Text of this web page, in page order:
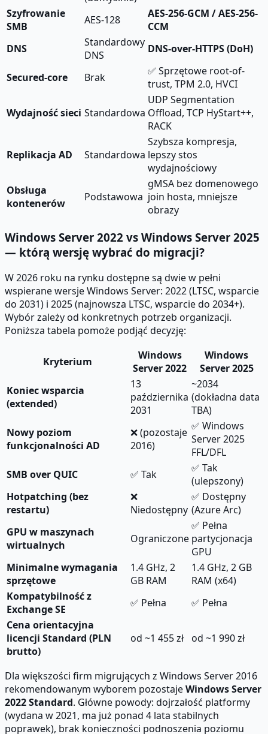
Szyfrowanie
SMB
AES-128
AES-256-GCM / AES-256-
CCM
DNS
Standardowy
DNS
DNS-over-HTTPS (DoH)
Secured-core Brak
✅ Sprzętowe root-of-
trust, TPM 2.0, HVCI
Wydajność sieci Standardowa
UDP Segmentation
Offload, TCP HyStart++,
RACK
Replikacja AD Standardowa
Szybsza kompresja,
lepszy stos
wydajnościowy
Obsługa
kontenerów
Podstawowa
gMSA bez domenowego
join hosta, mniejsze
obrazy
Windows Server 2022 vs Windows Server 2025
— którą wersję wybrać do migracji?
W 2026 roku na rynku dostępne są dwie w pełni
wspierane wersje Windows Server: 2022 (LTSC, wsparcie
do 2031) i 2025 (najnowsza LTSC, wsparcie do 2034+).
Wybór zależy od konkretnych potrzeb organizacji.
Poniższa tabela pomoże podjąć decyzję:
Kryterium
Windows
Server 2022
Windows
Server 2025
Koniec wsparcia
(extended)
13
października
2031
~2034
(dokładna data
TBA)
Nowy poziom
funkcjonalności AD
❌ (pozostaje
2016)
✅ Windows
Server 2025
FFL/DFL
SMB over QUIC
✅ Tak
✅ Tak
(ulepszony)
Hotpatching (bez
restartu)
❌
Niedostępny
✅ Dostępny
(Azure Arc)
GPU w maszynach
wirtualnych
Ograniczone
✅ Pełna
partycjonacja
GPU
Minimalne wymagania
sprzętowe
1.4 GHz, 2
GB RAM
1.4 GHz, 2 GB
RAM (x64)
Kompatybilność z
Exchange SE
✅ Pełna
✅ Pełna
Cena orientacyjna
licencji Standard (PLN
brutto)
od ~1 455 zł od ~1 990 zł
Dla większości firm migrujących z Windows Server 2016
rekomendowanym wyborem pozostajeWindows Server
2022 Standard. Główne powody: dojrzałość platformy
(wydana w 2021, ma już ponad 4 lata stabilnych
poprawek), brak konieczności podnoszenia poziomu